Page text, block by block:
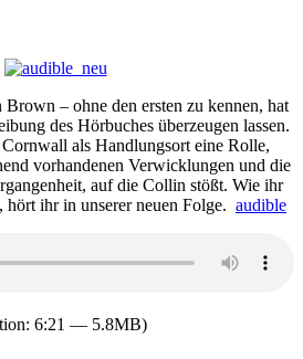
– ohne den ersten zu kennen, hat
des Hörbuches überzeugen lassen.
als Handlungsort eine Rolle,
vorhandenen Verwicklungen und die
auf die Collin stößt. Wie ihr
hört ihr in unserer neuen Folge. audible
6:21 — 5.8MB)